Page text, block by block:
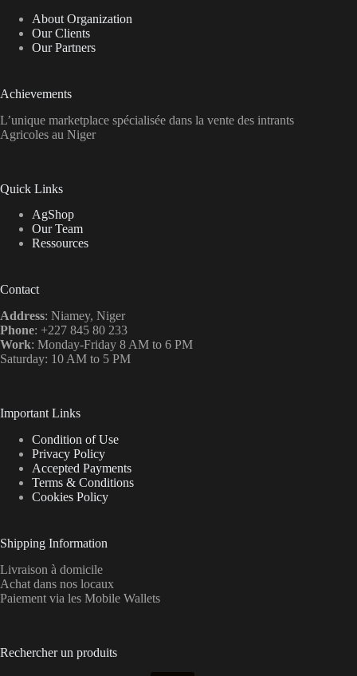
About Organization
Our Clients
Our Partners
Achievements
L’unique marketplace spécialisée dans la vente des intrants
Agricoles au Niger
Quick Links
AgShop
Our Team
Ressources
Contact
Address: Niamey, Niger
Phone: +227 845 80 233
Work: Monday-Friday 8 AM to 6 PM
Saturday: 10 AM to 5 PM
Important Links
Condition of Use
Privacy Policy
Accepted Payments
Terms & Conditions
Cookies Policy
Shipping Information
Livraison à domicile
Achat dans nos locaux
Paiement via les Mobile Wallets
Rechercher un produits